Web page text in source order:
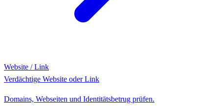
Website / Link
Verdächtige Website oder Link
Domains, Webseiten und Identitätsbetrug prüfen.